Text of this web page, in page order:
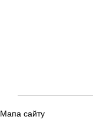
Мапа сайту